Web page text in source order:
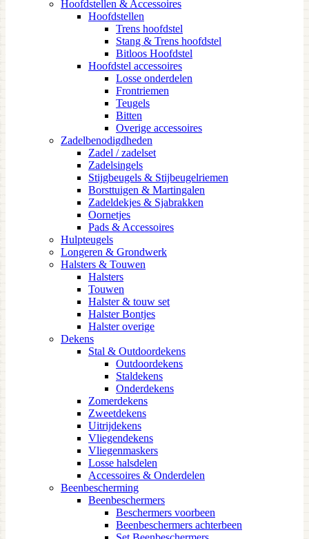
Hoofdstellen & Accessoires
Hoofdstellen
Trens hoofdstel
Stang & Trens hoofdstel
Bitloos Hoofdstel
Hoofdstel accessoires
Losse onderdelen
Frontriemen
Teugels
Bitten
Overige accessoires
Zadelbenodigdheden
Zadel / zadelset
Zadelsingels
Stijgbeugels & Stijbeugelriemen
Borsttuigen & Martingalen
Zadeldekjes & Sjabrakken
Oornetjes
Pads & Accessoires
Hulpteugels
Longeren & Grondwerk
Halsters & Touwen
Halsters
Touwen
Halster & touw set
Halster Bontjes
Halster overige
Dekens
Stal & Outdoordekens
Outdoordekens
Staldekens
Onderdekens
Zomerdekens
Zweetdekens
Uitrijdekens
Vliegendekens
Vliegenmaskers
Losse halsdelen
Accessoires & Onderdelen
Beenbescherming
Beenbeschermers
Beschermers voorbeen
Beenbeschermers achterbeen